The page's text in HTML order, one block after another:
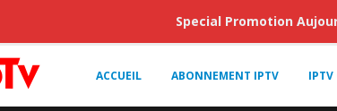
ACCUEIL ABONNEMENT IPTV IPTV
Special Promotion